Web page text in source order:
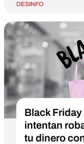
DESINFO
Black
intentan
tu dinero